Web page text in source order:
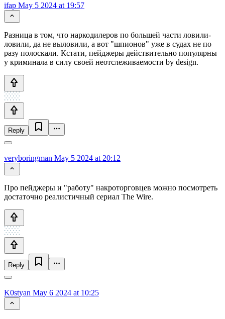
ifap May 5 2024 at 19:57
Разница в том, что наркодилеров по большей части ловили-
ловили, да не выловили, а вот "шпионов" уже в судах не по
разу полоскали. Кстати, пейджеры действительно популярны
у криминала в силу своей неотслеживаемости by design.
Reply
veryboringman May 5 2024 at 20:12
Про пейджеры и "работу" накроторговцев можно посмотреть
достаточно реалистичный сериал The Wire.
Reply
K0styan May 6 2024 at 10:25